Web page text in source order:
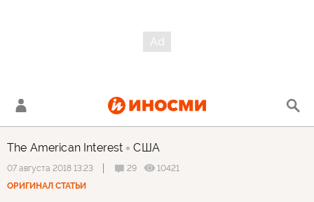
The American Interest США
07 августа 2018 13:23 29
10421
ОРИГИНАЛ СТАТЬИ